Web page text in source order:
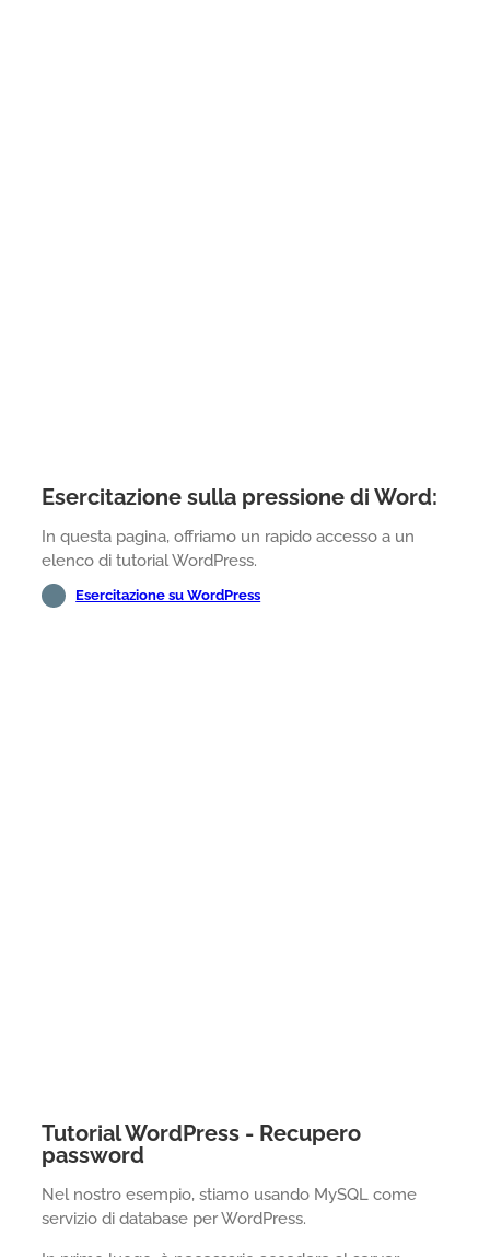
Esercitazione sulla pressione di Word:
In questa pagina, offriamo un rapido accesso a un
elenco di tutorial WordPress.
Esercitazione su WordPress
Tutorial WordPress - Recupero
password
Nel nostro esempio, stiamo usando MySQL come
servizio di database per WordPress.